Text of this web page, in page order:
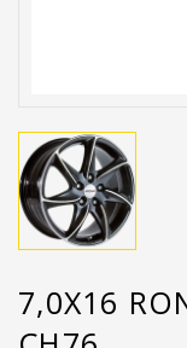
7,0X16